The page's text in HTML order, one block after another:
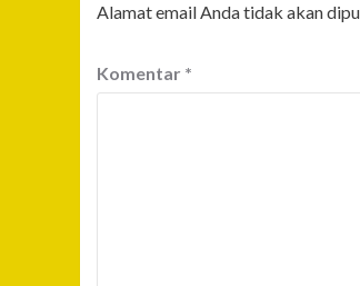
Alamat email Anda tidak akan
Komentar *